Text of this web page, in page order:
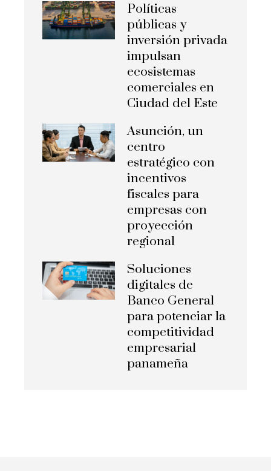
Políticas
públicas y
inversión privada
impulsan
ecosistemas
comerciales en
Ciudad del Este
Asunción, un
centro
estratégico con
incentivos
fiscales para
empresas con
proyección
regional
Soluciones
digitales de
Banco General
para potenciar la
competitividad
empresarial
panameña